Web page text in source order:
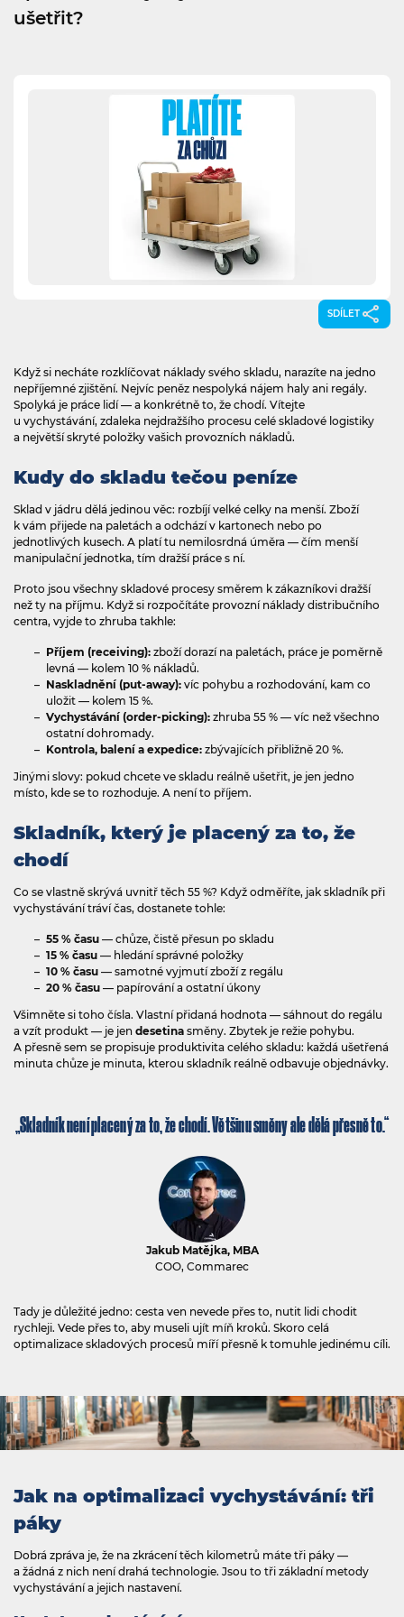
ušetřit?
SDÍLET
Když si necháte rozklíčovat náklady svého skladu, narazíte na jedno
nepříjemné zjištění. Nejvíc peněz nespolyká nájem haly ani regály.
Spolyká je práce lidí — a konkrétně to, že chodí. Vítejte
u vychystávání, zdaleka nejdražšího procesu celé skladové logistiky
a největší skryté položky vašich provozních nákladů.
Kudy do skladu tečou peníze
Sklad v jádru dělá jedinou věc: rozbíjí velké celky na menší. Zboží
k vám přijede na paletách a odchází v kartonech nebo po
jednotlivých kusech. A platí tu nemilosrdná úměra — čím menší
manipulační jednotka, tím dražší práce s ní.
Proto jsou všechny skladové procesy směrem k zákazníkovi dražší
než ty na příjmu. Když si rozpočítáte provozní náklady distribučního
centra, vyjde to zhruba takhle:
Příjem (receiving): zboží dorazí na paletách, práce je poměrně
levná — kolem 10 % nákladů.
Naskladnění (put‍-‍away): víc pohybu a rozhodování, kam co
uložit — kolem 15 %.
Vychystávání (order‍-‍picking): zhruba 55 % — víc než všechno
ostatní dohromady.
Kontrola, balení a expedice: zbývajících přibližně 20 %.
Jinými slovy: pokud chcete ve skladu reálně ušetřit, je jen jedno
místo, kde se to rozhoduje. A není to příjem.
Skladník, který je placený za to, že
chodí
Co se vlastně skrývá uvnitř těch 55 %? Když odměříte, jak skladník při
vychystávání tráví čas, dostanete tohle:
55 % času — chůze, čistě přesun po skladu
15 % času — hledání správné položky
10 % času — samotné vyjmutí zboží z regálu
20 % času — papírování a ostatní úkony
Všimněte si toho čísla. Vlastní přidaná hodnota — sáhnout do regálu
a vzít produkt — je jen desetina směny. Zbytek je režie pohybu.
A přesně sem se propisuje produktivita celého skladu: každá ušetřená
minuta chůze je minuta, kterou skladník reálně odbavuje objednávky.
Skladník není placený za to, že chodí. Většinu směny ale dělá přesně to.
Jakub Matějka, MBA
COO, Commarec
Tady je důležité jedno: cesta ven nevede přes to, nutit lidi chodit
rychleji. Vede přes to, aby museli ujít míň kroků. Skoro celá
optimalizace skladových procesů míří přesně k tomuhle jedinému cíli.
Jak na optimalizaci vychystávání: tři
páky
Dobrá zpráva je, že na zkrácení těch kilometrů máte tři páky —
a žádná z nich není drahá technologie. Jsou to tři základní metody
vychystávání a jejich nastavení.